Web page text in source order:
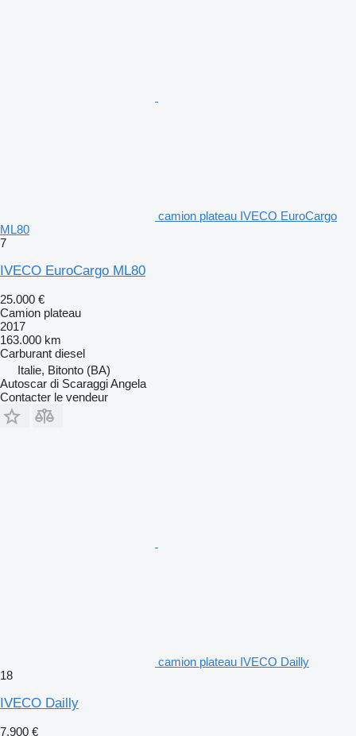
camion plateau IVECO EuroCargo
ML80
7
IVECO EuroCargo ML80
25.000 €
Camion plateau
2017
163.000 km
Carburant diesel
Italie, Bitonto (BA)
Autoscar di Scaraggi Angela
Contacter le vendeur
camion plateau IVECO Dailly
18
IVECO Dailly
7.900 €